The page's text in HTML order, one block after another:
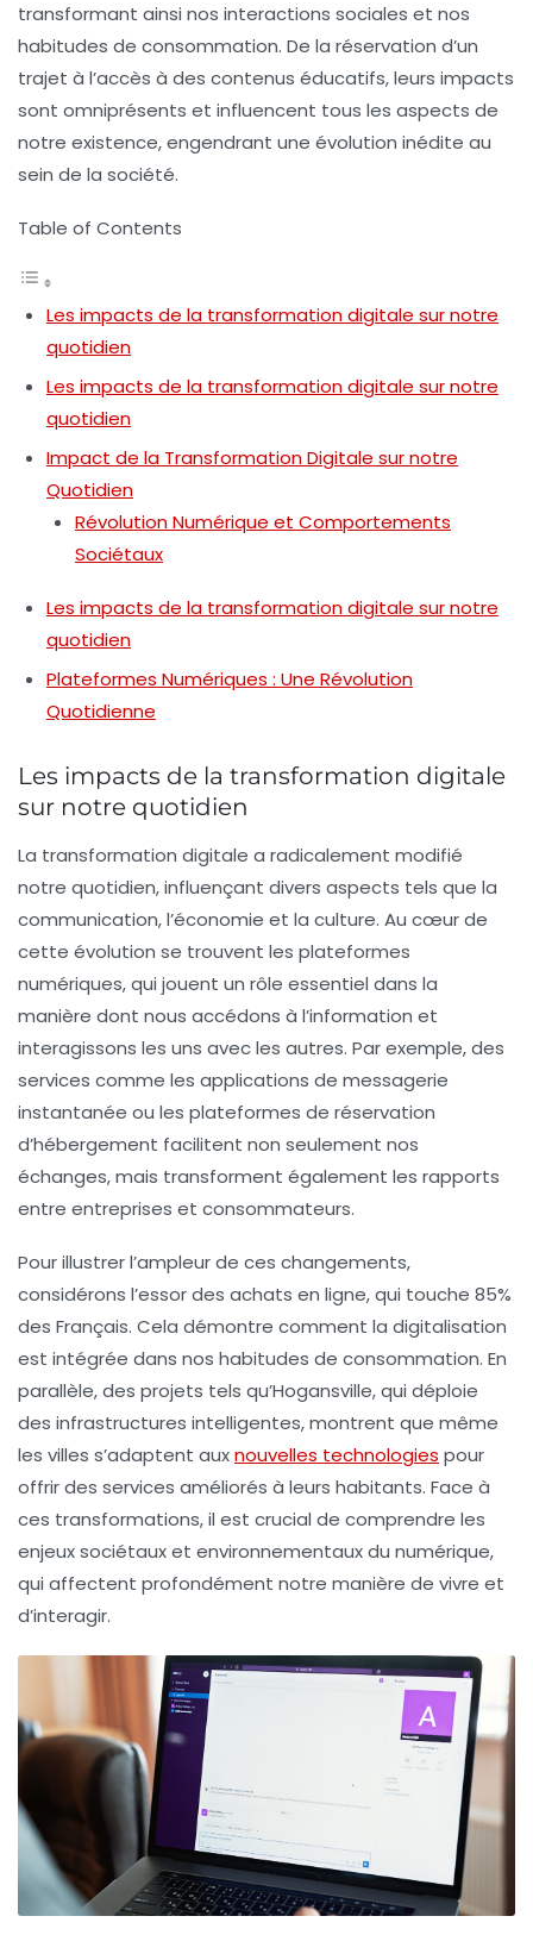
transformant ainsi nos interactions sociales et nos
habitudes de consommation. De la réservation d’un
trajet à l’accès à des contenus éducatifs, leurs impacts
sont omniprésents et influencent tous les aspects de
notre existence, engendrant une évolution inédite au
sein de la société.
Table of Contents
Les impacts de la transformation digitale sur notre
quotidien
Les impacts de la transformation digitale sur notre
quotidien
Impact de la Transformation Digitale sur notre
Quotidien
Révolution Numérique et Comportements
Sociétaux
Les impacts de la transformation digitale sur notre
quotidien
Plateformes Numériques : Une Révolution
Quotidienne
Les impacts de la transformation digitale
sur notre quotidien
La transformation digitale a radicalement modifié
notre quotidien, influençant divers aspects tels que la
communication, l’économie et la culture. Au cœur de
cette évolution se trouvent les plateformes
numériques, qui jouent un rôle essentiel dans la
manière dont nous accédons à l’information et
interagissons les uns avec les autres. Par exemple, des
services comme les applications de messagerie
instantanée ou les plateformes de réservation
d’hébergement facilitent non seulement nos
échanges, mais transforment également les rapports
entre entreprises et consommateurs.
Pour illustrer l’ampleur de ces changements,
considérons l’essor des achats en ligne, qui touche 85%
des Français. Cela démontre comment la digitalisation
est intégrée dans nos habitudes de consommation. En
parallèle, des projets tels qu’Hogansville, qui déploie
des infrastructures intelligentes, montrent que même
les villes s’adaptent auxnouvelles technologies pour
offrir des services améliorés à leurs habitants. Face à
ces transformations, il est crucial de comprendre les
enjeux sociétaux et environnementaux du numérique,
qui affectent profondément notre manière de vivre et
d’interagir.